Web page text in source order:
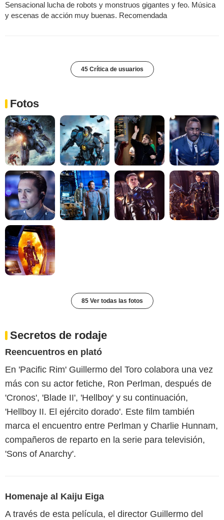
Sensacional lucha de robots y monstruos gigantes y feo. Música
y escenas de acción muy buenas. Recomendada
45 Crítica de usuarios
Fotos
85 Ver todas las fotos
Secretos de rodaje
Reencuentros en plató
En 'Pacific Rim' Guillermo del Toro colabora una vez
más con su actor fetiche, Ron Perlman, después de
'Cronos', 'Blade II', 'Hellboy' y su continuación,
'Hellboy II. El ejército dorado'. Este film también
marca el encuentro entre Perlman y Charlie Hunnam,
compañeros de reparto en la serie para televisión,
'Sons of Anarchy'.
Homenaje al Kaiju Eiga
A través de esta película, el director Guillermo del